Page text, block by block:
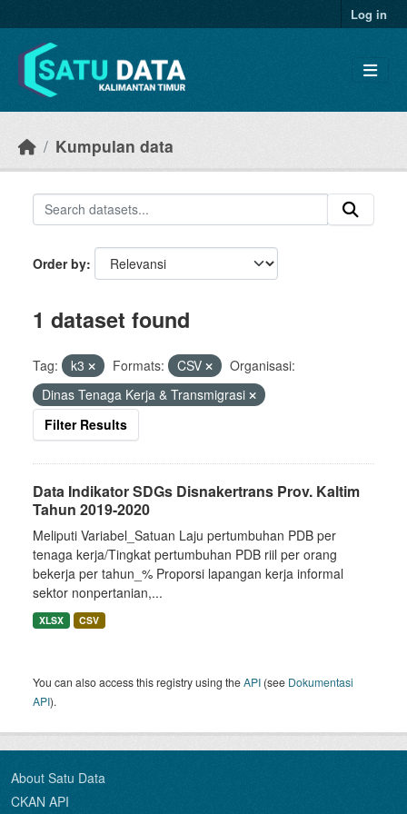
Log in
Kumpulan data
Order by
1 dataset found
Tag: k3 Formats: CSV
Organisasi:
Dinas Tenaga Kerja & Transmigrasi
Filter Results
Data Indikator SDGs Disnakertrans Prov. Kaltim
Tahun 2019-2020
Meliputi Variabel_Satuan Laju pertumbuhan PDB per
tenaga kerja/Tingkat pertumbuhan PDB riil per orang
bekerja per tahun_% Proporsi lapangan kerja informal
sektor nonpertanian,...
XLSX CSV
You can also access this registry using theAPI (see Dokumentasi
API).
About Satu Data
CKAN API